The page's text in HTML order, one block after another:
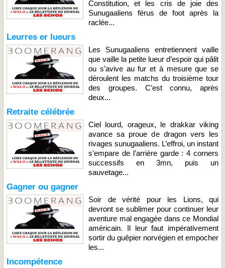
Constitution, et les cris de joie des
Sunugaaliens férus de foot après la
raclée...
Leurres er lueurs
Les Sunugaaliens entretiennent vaille
que vaille la petite lueur d’espoir qui pâlit
ou s’avive au fur et à mesure que se
déroulent les matchs du troisième tour
des groupes. C’est connu, après
deux...
Retraite célébrée
Ciel lourd, orageux, le drakkar viking
avance sa proue de dragon vers les
rivages sunugaaliens. L’effroi, un instant
s’empare de l’arrière garde : 4 corners
successifs en 3mn, puis un
sauvetage...
Gagner ou gagner
Soir de vérité pour les Lions, qui
devront se sublimer pour continuer leur
aventure mal engagée dans ce Mondial
américain. Il leur faut impérativement
sortir du guêpier norvégien et empocher
les...
Incompétence